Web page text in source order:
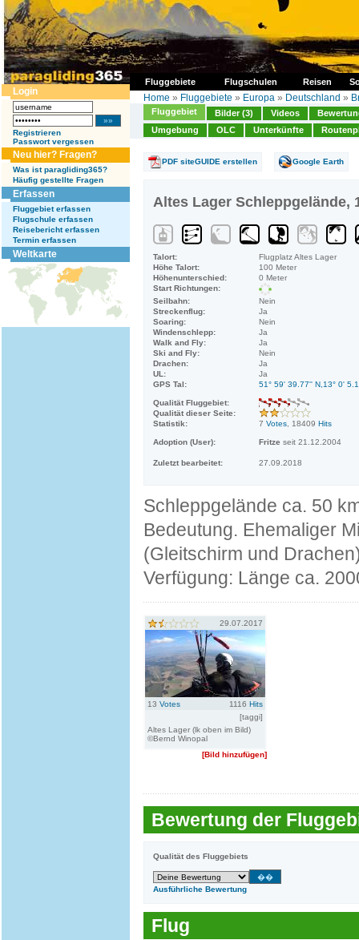
Fluggebiete Flugschulen Reisen
Login
Registrieren
Passwort vergessen
Neu hier? Fragen?
Was ist paragliding365?
Häufig gestellte Fragen
Erfassen
Fluggebiet erfassen
Flugschule erfassen
Reisebericht erfassen
Termin erfassen
Weltkarte
Home » Fluggebiete » Europa » Deutschland »
Fluggebiet Bilder (3) Videos
Umgebung
OLC Unterkünfte
PDF siteGUIDE erstellen Google Earth
Altes Lager Schleppgelände,
Talort:
Flugplatz Altes Lager
Höhe Talort:
100 Meter
Höhenunterschied:
0 Meter
Start Richtungen:
Seilbahn:
Nein
Streckenflug:
Ja
Soaring:
Nein
Windenschlepp:
Ja
Walk and Fly:
Ja
Ski and Fly:
Nein
Drachen:
Ja
UL:
Ja
GPS Tal:
51° 59' 39.77'' N,13° 0'
Qualität Fluggebiet:
Qualität dieser Seite:
Statistik:
7 Votes , 18409 Hits
Adoption (User): Fritze seit 21.12.2004
Zuletzt bearbeitet: 27.09.2018
Schleppgelände ca. 50
Bedeutung. Ehemaliger
(Gleitschirm und
Verfügung: Länge ca.
29.07.2017
13 Votes 1116 Hits
[taggi]
Altes Lager (lk oben im Bild)
©Bernd Winopal
[Bild hinzufügen]
Bewertung der
Qualität des Fluggebiets
Ausführliche Bewertung
Flug